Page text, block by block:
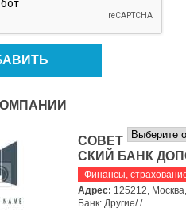
СОВЕТ
СКИЙ БАНК
Финансы,
Адрес: 125212,
Банк: Другие/ /